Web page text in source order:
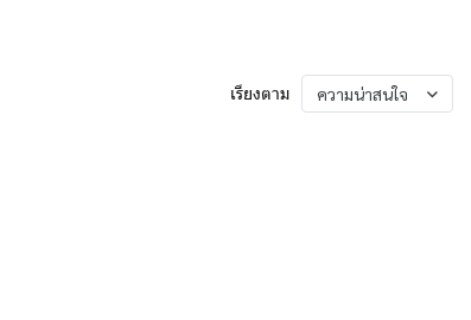
เรียงตาม ความน่าสนใจ